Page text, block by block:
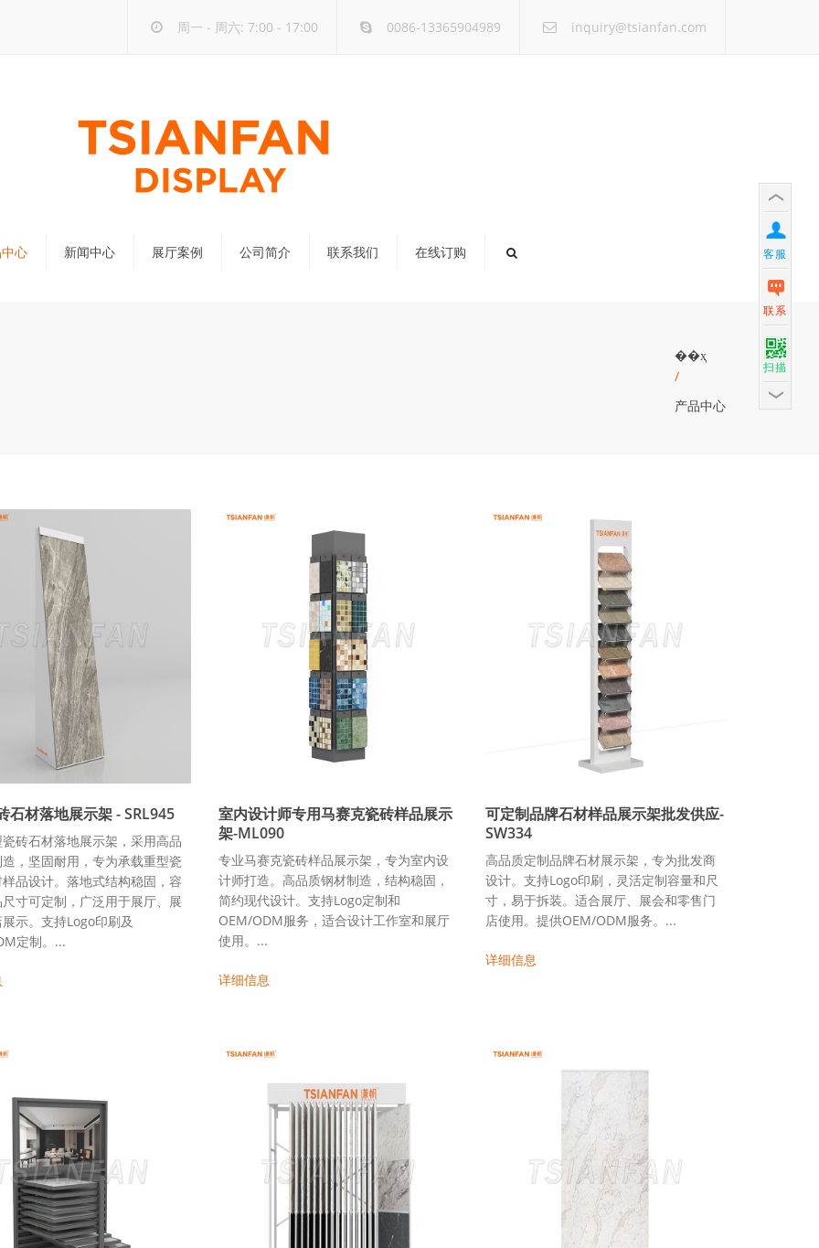
周一 - 周六: 7:00 - 17:00 0086-13365904989 inquiry@tsianfan.com
心 新闻中心 展厅案例 公司简介 联系我们 在线订购
��ҳ
/
产品中心
石材落地展示架 - SRL945
砖石材落地展示架，采用高品
，坚固耐用，专为承载重型瓷
品设计。落地式结构稳固，容
寸可定制，广泛用于展厅、展
示。支持Logo印刷及
定制。...
室内设计师专用马赛克瓷砖样品展示
架-ML090
专业马赛克瓷砖样品展示架，专为室内设
计师打造。高品质钢材制造，结构稳固，
简约现代设计。支持Logo定制和
OEM/ODM服务，适合设计工作室和展厅
使用。...
详细信息
可定制品牌石材样品展示架批发供应-
SW334
高品质定制品牌石材展示架，专为批发商
设计。支持Logo印刷，灵活定制容量和尺
寸，易于拆装。适合展厅、展会和零售门
店使用。提供OEM/ODM服务。...
详细信息
客服
联系
扫描